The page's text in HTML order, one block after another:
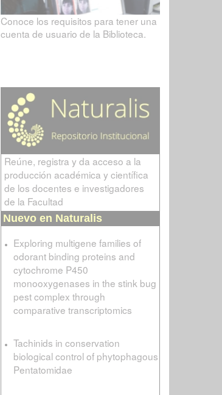
Conoce los requisitos para tener una
cuenta de usuario de la Biblioteca.
Reúne, registra y da acceso a la
producción académica y científica
de los docentes e investigadores
de la Facultad
Nuevo en Naturalis
Exploring multigene families of
odorant binding proteins and
cytochrome P450
monooxygenases in the stink bug
pest complex through
comparative transcriptomics
Tachinids in conservation
biological control of phytophagous
Pentatomidae